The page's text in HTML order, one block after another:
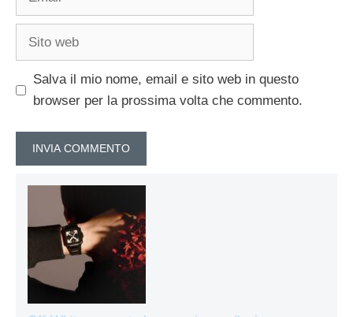
Sito
Salva il mio nome, email e sito web in questo
browser per la prossima volta che commento.